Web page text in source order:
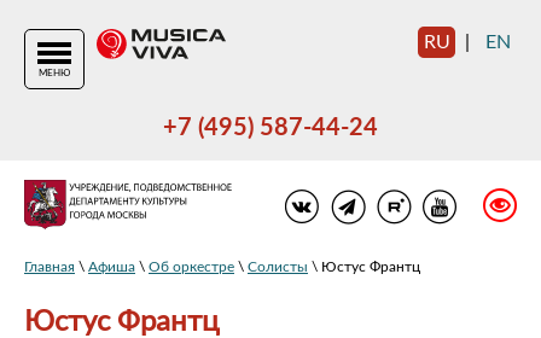
МЕНЮ
RU EN
+7 (495) 587-44-24
Главная \ Афиша \ Об оркестре \ Солисты \ Юстус Франтц
Юстус Франтц